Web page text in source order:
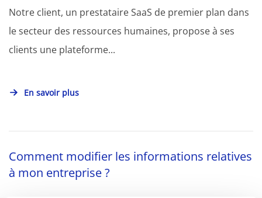
Notre client, un prestataire SaaS de premier plan dans
le secteur des ressources humaines, propose à ses
clients une plateforme...
En savoir plus
Comment modifier les informations relatives
à mon entreprise ?